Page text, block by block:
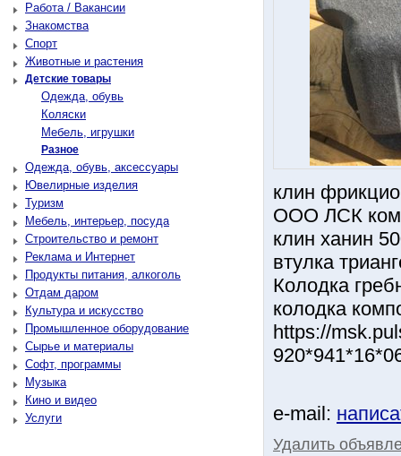
Работа / Вакансии
Знакомства
Спорт
Животные и растения
Детские товары
Одежда, обувь
Коляски
Мебель, игрушки
Разное
Одежда, обувь, аксессуары
Ювелирные изделия
Туризм
Мебель, интерьер, посуда
Строительство и ремонт
Реклама и Интернет
Продукты питания, алкоголь
Отдам даром
Культура и искусство
Промышленное оборудование
Сырье и материалы
Софт, программы
Музыка
Кино и видео
Услуги
клин
ООО ЛСК
клин ханин
втулка
Колодка
колодка
https://
e-mail:
Удалить